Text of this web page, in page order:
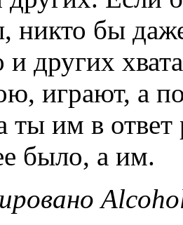
никто бы
и других
играют, а
ты им в
было, а им.